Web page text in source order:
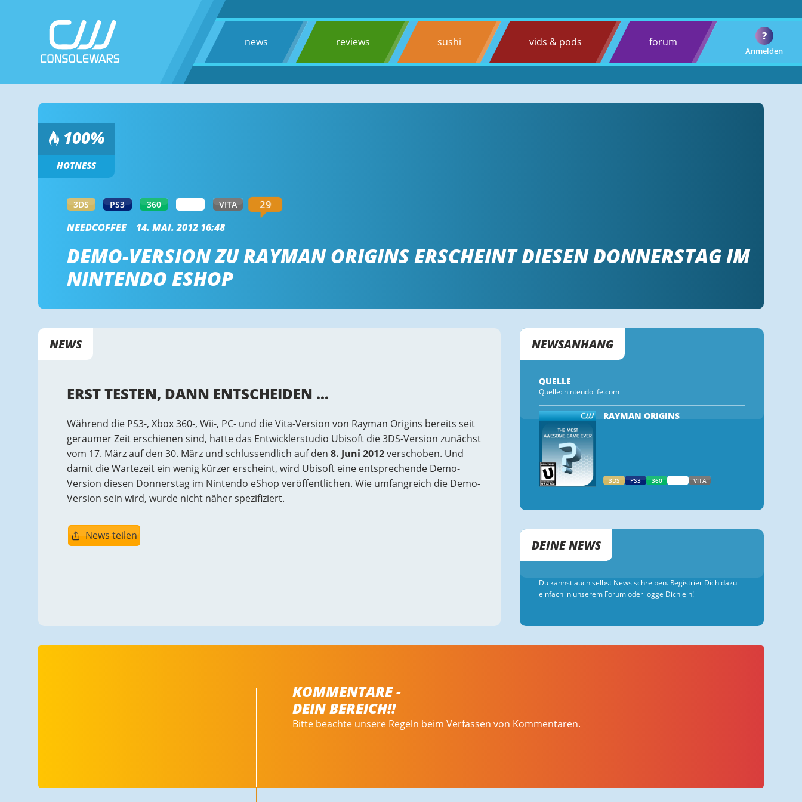
news reviews sushi vids & pods forum
Anmelden
?
100%
HOTNESS
3DS PS3 360 VITA 29
NEEDCOFFEE 14. MAI. 2012 16:48
DEMO-VERSION ZU RAYMAN ORIGINS ERSCHEINT DIESEN DONNERSTAG IM
NINTENDO ESHOP
NEWS
ERST TESTEN, DANN ENTSCHEIDEN ...
Während die PS3-, Xbox 360-, Wii-, PC- und die Vita-Version von Rayman Origins bereits seit
geraumer Zeit erschienen sind, hatte das Entwicklerstudio Ubisoft die 3DS-Version zunächst
vom 17. März auf den 30. März und schlussendlich auf den 8. Juni 2012verschoben. Und
damit die Wartezeit ein wenig kürzer erscheint, wird Ubisoft eine entsprechende Demo-
Version diesen Donnerstag im Nintendo eShop veröffentlichen. Wie umfangreich die Demo-
Version sein wird, wurde nicht näher spezifiziert.
News teilen
NEWSANHANG
QUELLE
Quelle: nintendolife.com
RAYMAN ORIGINS
3DS PS3 360 VITA
DEINE NEWS
Du kannst auch selbst News schreiben. Registrier Dich dazu
einfach in unserem Forum oder logge Dich ein!
KOMMENTARE -
DEIN BEREICH!!
Bitte beachte unsere Regeln beim Verfassen von Kommentaren.